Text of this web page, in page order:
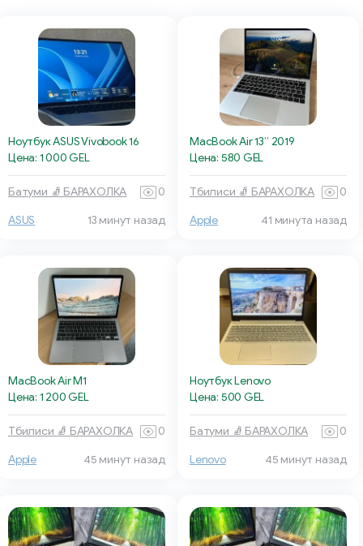
Ноутбук ASUS Vivobook 16
Цена: 1 000 GEL
Батуми 🧦 БАРАХОЛКА 0
ASUS 13 минут назад
MacBook Air 13” 2019
Цена: 580 GEL
Тбилиси 🧦 БАРАХОЛКА 0
Apple 41 минута назад
MacBook Air M1
Цена: 1 200 GEL
Тбилиси 🧦 БАРАХОЛКА 0
Apple 45 минут назад
Ноутбук Lenovo
Цена: 500 GEL
Батуми 🧦 БАРАХОЛКА 0
Lenovo 45 минут назад